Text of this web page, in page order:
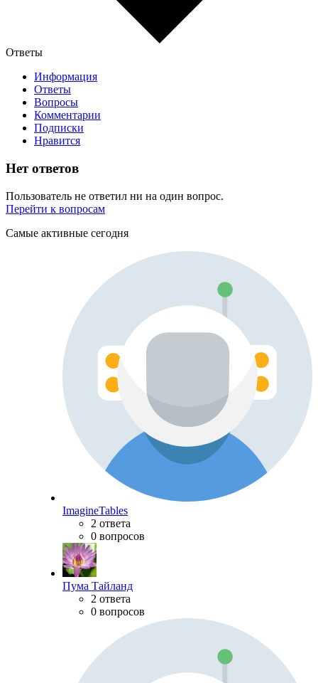
Ответы
Информация
Ответы
Вопросы
Комментарии
Подписки
Нравится
Нет ответов
Пользователь не ответил ни на один вопрос.
Перейти к вопросам
Самые активные сегодня
ImagineTables
2 ответа
0 вопросов
Пума Тайланд
2 ответа
0 вопросов